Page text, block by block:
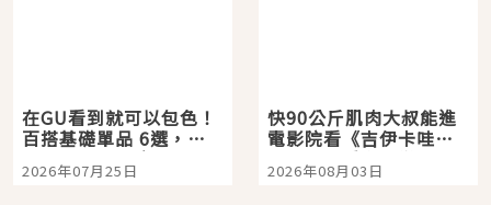
在GU看到就可以包色！
百搭基礎單品 6選，閉
眼全收也不心疼
2026年07月25日
快90公斤肌肉大叔能進
電影院看《吉伊卡哇》
嗎？日本重金屬樂團
「打首」會長與nagano
2026年08月03日